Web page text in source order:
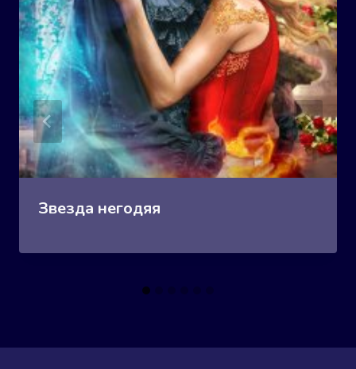
Звезда негодяя